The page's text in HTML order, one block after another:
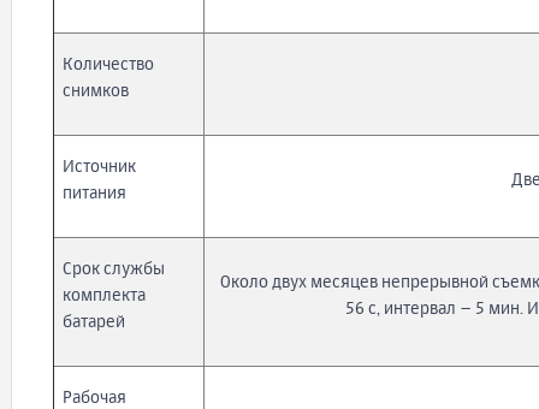
Количество
снимков
Источник
питания
Срок службы
комплекта
батарей
Около двух месяцев непрерывной
56 с, интервал – 5 мин.
Рабочая